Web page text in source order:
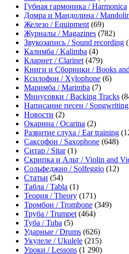
Губная гармоника / Harmonica
Домра и Мандолина /
Железо / Equipment (69)
Журналы / Magazines (782)
Звукозапись / Sound recording
Калимба / Kalimba (4)
Кларнет / Clarinet (479)
Книги и Сборники / Books
Ксилофон / Xylophone (6)
Маримба / Marimba (7)
Минусовки / Backing Tracks
Написание песен / Songwriting
Новости (2)
Окарина / Ocarina (2)
Развитие слуха / Ear training
Саксофон / Saxophone (648)
Ситар / Sitar(1)
Скрипка и Альт / Violin and
Сольфеджио / Solfeggio (12)
Статьи (54)
Табла / Tabla (1)
Теория / Theory (171)
Тромбон / Trombone (349)
Труба / Trumpet (464)
Туба / Tuba (5)
Ударные / Drums (626)
Укулеле / Ukulele (215)
Уроки / Lessons (1 290)